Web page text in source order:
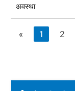
अवस्था
« 1 2